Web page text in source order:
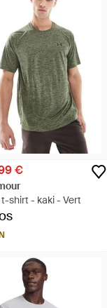
€
shirt - kaki - Vert